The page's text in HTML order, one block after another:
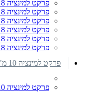
פרקט למינציה 8 מ"מ Classen
פרקט למינציה 8 מ"מ סינכרום
פרקט למינציה 8 מ"מ ואריו
פרקט למינציה 8 מ"מ art floor
פרקט למינציה 8 מ"מ קסטלו
פרקט למינציה 8 מ"מ MGM
פרקט למינציה 10 מ"מ
פרקט למינציה 10 מ"מ אלטיטיוד פלוס